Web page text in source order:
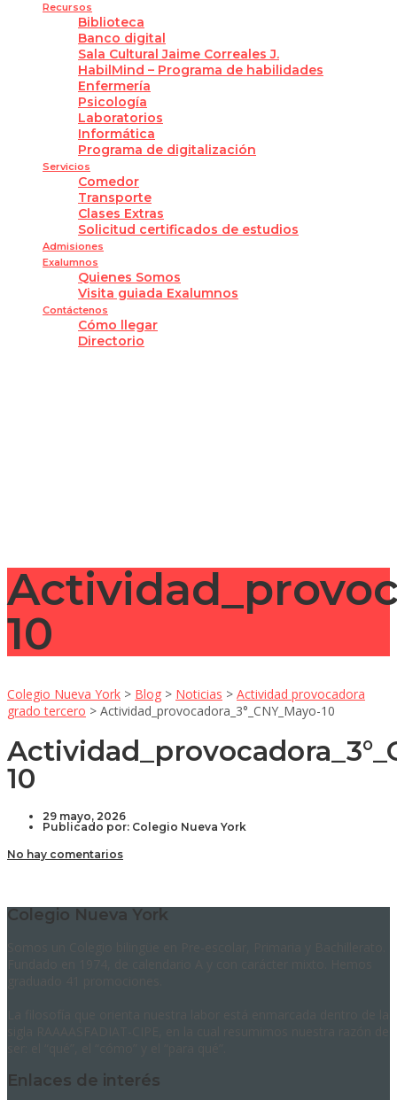
Recursos
Biblioteca
Banco digital
Sala Cultural Jaime Correales J.
HabilMind – Programa de habilidades
Enfermería
Psicología
Laboratorios
Informática
Programa de digitalización
Servicios
Comedor
Transporte
Clases Extras
Solicitud certificados de estudios
Admisiones
Exalumnos
Quienes Somos
Visita guiada Exalumnos
Contáctenos
Cómo llegar
Directorio
10
Colegio Nueva York > Blog > Noticias > Actividad provocadora
grado tercero > Actividad_provocadora_3°_CNY_Mayo-10
10
29 mayo, 2026
Publicado por: Colegio Nueva York
No hay comentarios
Colegio Nueva York
Enlaces de interés